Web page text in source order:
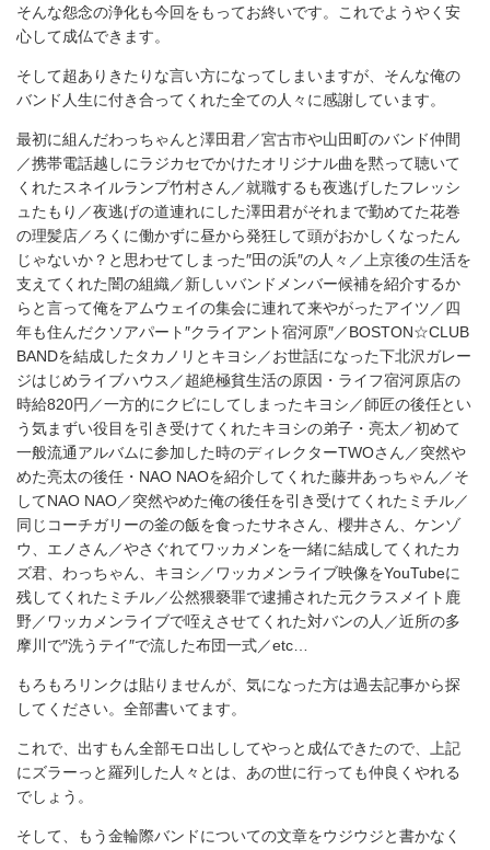
そんな怨念の浄化も今回をもってお終いです。これでようやく安
心して成仏できます。
そして超ありきたりな言い方になってしまいますが、そんな俺の
バンド人生に付き合ってくれた全ての人々に感謝しています。
最初に組んだわっちゃんと澤田君／宮古市や山田町のバンド仲間
／携帯電話越しにラジカセでかけたオリジナル曲を黙って聴いて
くれたスネイルランプ竹村さん／就職するも夜逃げしたフレッシ
ュたもり／夜逃げの道連れにした澤田君がそれまで勤めてた花巻
の理髪店／ろくに働かずに昼から発狂して頭がおかしくなったん
じゃないか？と思わせてしまった″田の浜″の人々／上京後の生活を
支えてくれた闇の組織／新しいバンドメンバー候補を紹介するか
らと言って俺をアムウェイの集会に連れて来やがったアイツ／四
年も住んだクソアパート″クライアント宿河原″／BOSTON☆CLUB
BANDを結成したタカノリとキヨシ／お世話になった下北沢ガレー
ジはじめライブハウス／超絶極貧生活の原因・ライフ宿河原店の
時給820円／一方的にクビにしてしまったキヨシ／師匠の後任とい
う気まずい役目を引き受けてくれたキヨシの弟子・亮太／初めて
一般流通アルバムに参加した時のディレクターTWOさん／突然や
めた亮太の後任・NAO NAOを紹介してくれた藤井あっちゃん／そ
してNAO NAO／突然やめた俺の後任を引き受けてくれたミチル／
同じコーチガリーの釜の飯を食ったサネさん、櫻井さん、ケンゾ
ウ、エノさん／やさぐれてワッカメンを一緒に結成してくれたカ
ズ君、わっちゃん、キヨシ／ワッカメンライブ映像をYouTubeに
残してくれたミチル／公然猥褻罪で逮捕された元クラスメイト鹿
野／ワッカメンライブで咥えさせてくれた対バンの人／近所の多
摩川で″洗うテイ″で流した布団一式／etc…
もろもろリンクは貼りませんが、気になった方は過去記事から探
してください。全部書いてます。
これで、出すもん全部モロ出ししてやっと成仏できたので、上記
にズラーっと羅列した人々とは、あの世に行っても仲良くやれる
でしょう。
そして、もう金輪際バンドについての文章をウジウジと書かなく